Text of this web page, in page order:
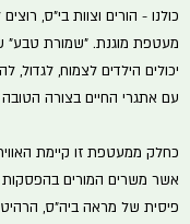
כולנו - הורים וצוות בי"ס,
מעטפת מוגנת. "שמורת טבע"
יכולים הילדים לצמוח, לגדול,
עם אתגרי החיים בצורה הטובה
כחלק ממעטפת זו קיימת
אשר משרים המורים בהפסקות
פיסית של מראה ביה"ס,